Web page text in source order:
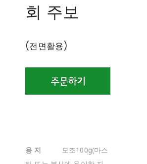
회 주보
(전면활용)
용 지
모조100g(마스